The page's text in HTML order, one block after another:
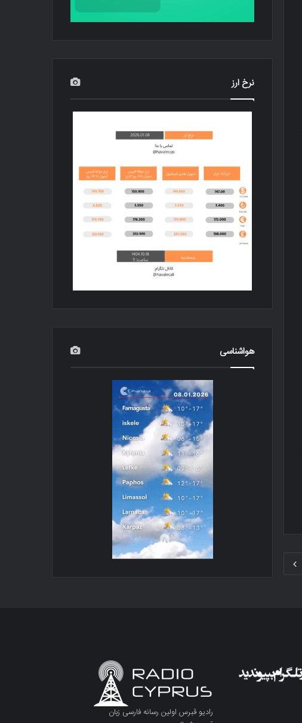
نرخ ارز
هواشناسی
رادیو قبرس اولین رسانه فارسی زبان